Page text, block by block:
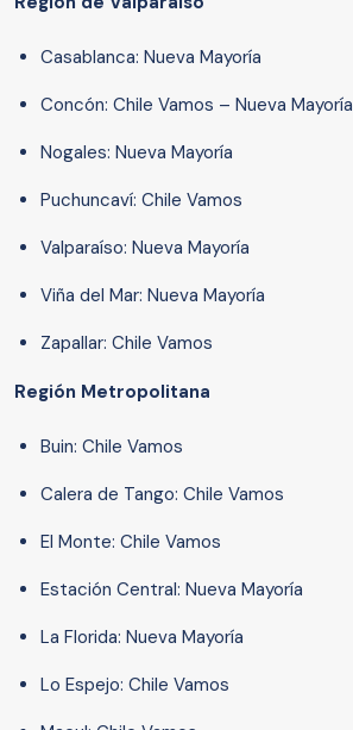
Casablanca: Nueva Mayoría
Concón: Chile Vamos – Nueva Mayoría
Nogales: Nueva Mayoría
Puchuncaví: Chile Vamos
Valparaíso: Nueva Mayoría
Viña del Mar: Nueva Mayoría
Zapallar: Chile Vamos
Región Metropolitana
Buin: Chile Vamos
Calera de Tango: Chile Vamos
El Monte: Chile Vamos
Estación Central: Nueva Mayoría
La Florida: Nueva Mayoría
Lo Espejo: Chile Vamos